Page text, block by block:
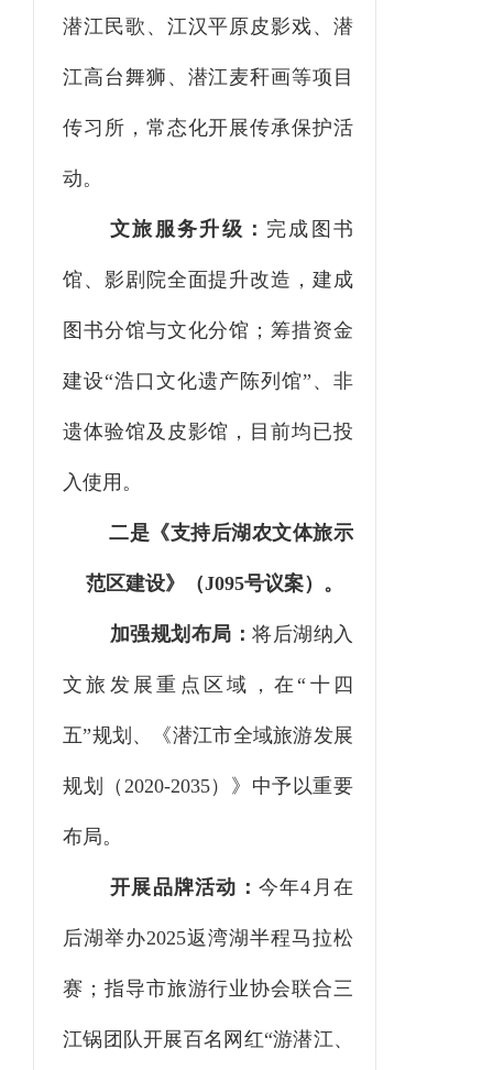
潜江民歌、江汉平原皮影戏、潜
江高台舞狮、潜江麦秆画等项目
传习所，常态化开展传承保护活
动。
文旅服务升级： 完成图书
馆、影剧院全面提升改造，建成
图书分馆与文化分馆；筹措资金
建设“浩口文化遗产陈列馆”、非
遗体验馆及皮影馆，目前均已投
入使用。
二是《支持后湖农文体旅示
范区建设》（J095号议案）。
加强规划布局：将后湖纳入
文旅发展重点区域，在 “十四
五”规划、《潜江市全域旅游发展
规划（2020-2035）》中予以重要
布局。
开展品牌活动： 今年4月在
后湖举办2025返湾湖半程马拉松
赛；指导市旅游行业协会联合三
江锅团队开展百名网红“游潜江、